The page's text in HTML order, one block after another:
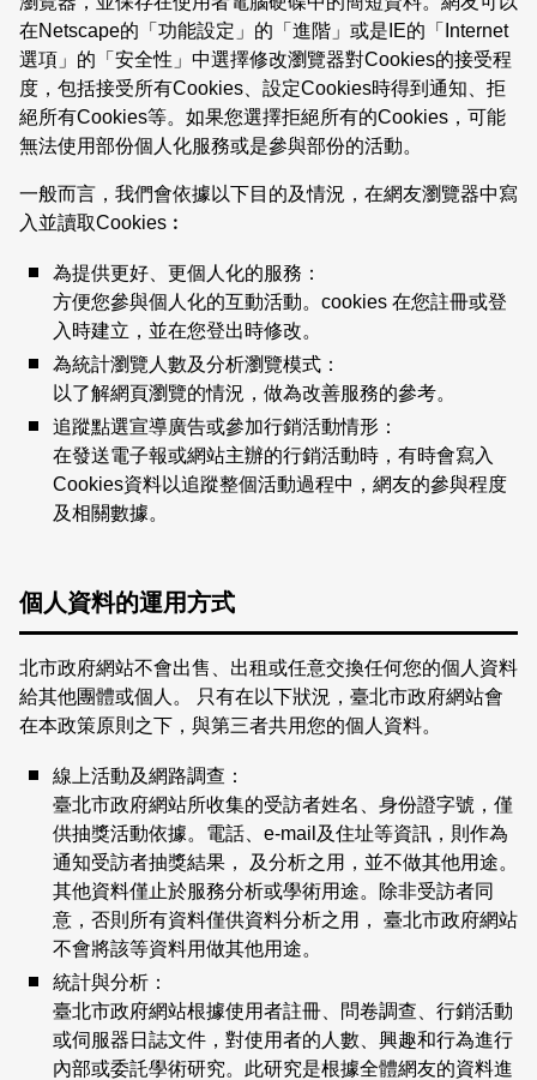
在Netscape的「功能設定」的「進階」或是IE的「Internet
選項」的「安全性」中選擇修改瀏覽器對Cookies的接受程
度，包括接受所有Cookies、設定Cookies時得到通知、拒
絕所有Cookies等。如果您選擇拒絕所有的Cookies，可能
無法使用部份個人化服務或是參與部份的活動。
一般而言，我們會依據以下目的及情況，在網友瀏覽器中寫
入並讀取Cookies︰
為提供更好、更個人化的服務：
方便您參與個人化的互動活動。cookies 在您註冊或登
入時建立，並在您登出時修改。
為統計瀏覽人數及分析瀏覽模式：
以了解網頁瀏覽的情況，做為改善服務的參考。
追蹤點選宣導廣告或參加行銷活動情形：
在發送電子報或網站主辦的行銷活動時，有時會寫入
Cookies資料以追蹤整個活動過程中，網友的參與程度
及相關數據。
個人資料的運用方式
北市政府網站不會出售、出租或任意交換任何您的個人資料
給其他團體或個人。 只有在以下狀況，臺北市政府網站會
在本政策原則之下，與第三者共用您的個人資料。
線上活動及網路調查：
臺北市政府網站所收集的受訪者姓名、身份證字號，僅
供抽獎活動依據。電話、e-mail及住址等資訊，則作為
通知受訪者抽獎結果， 及分析之用，並不做其他用途。
其他資料僅止於服務分析或學術用途。除非受訪者同
意，否則所有資料僅供資料分析之用， 臺北市政府網站
不會將該等資料用做其他用途。
統計與分析：
臺北市政府網站根據使用者註冊、問卷調查、行銷活動
或伺服器日誌文件，對使用者的人數、興趣和行為進行
內部或委託學術研究。此研究是根據全體網友的資料進